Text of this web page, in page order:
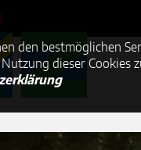
den bestmöglichen
dieser Cookies